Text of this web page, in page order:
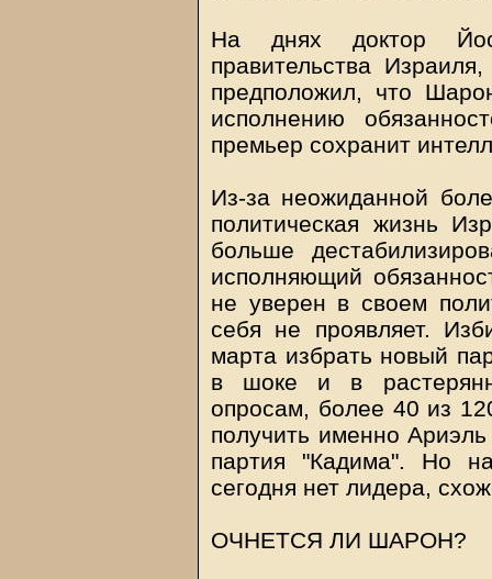
На днях доктор
правительства
предположил, что
исполнению
премьер сохранит
Из-за неожиданной
политическая жизнь
больше
исполняющий
не уверен в своем
себя не проявляет.
марта избрать новый
в шоке и в
опросам, более 40 из
получить именно
партия "Кадима". Но
сегодня нет лидера,
ОЧНЕТСЯ ЛИ ШАРОН?